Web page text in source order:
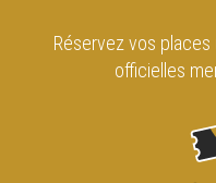
Réservez vos
officielles